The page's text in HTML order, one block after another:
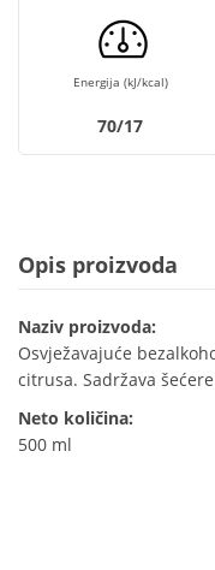
Energija (kJ/kcal)
70/17
Opis proizvoda
Naziv proizvoda:
Osvježavajuće
citrusa. Sadržava
Neto količina:
500 ml